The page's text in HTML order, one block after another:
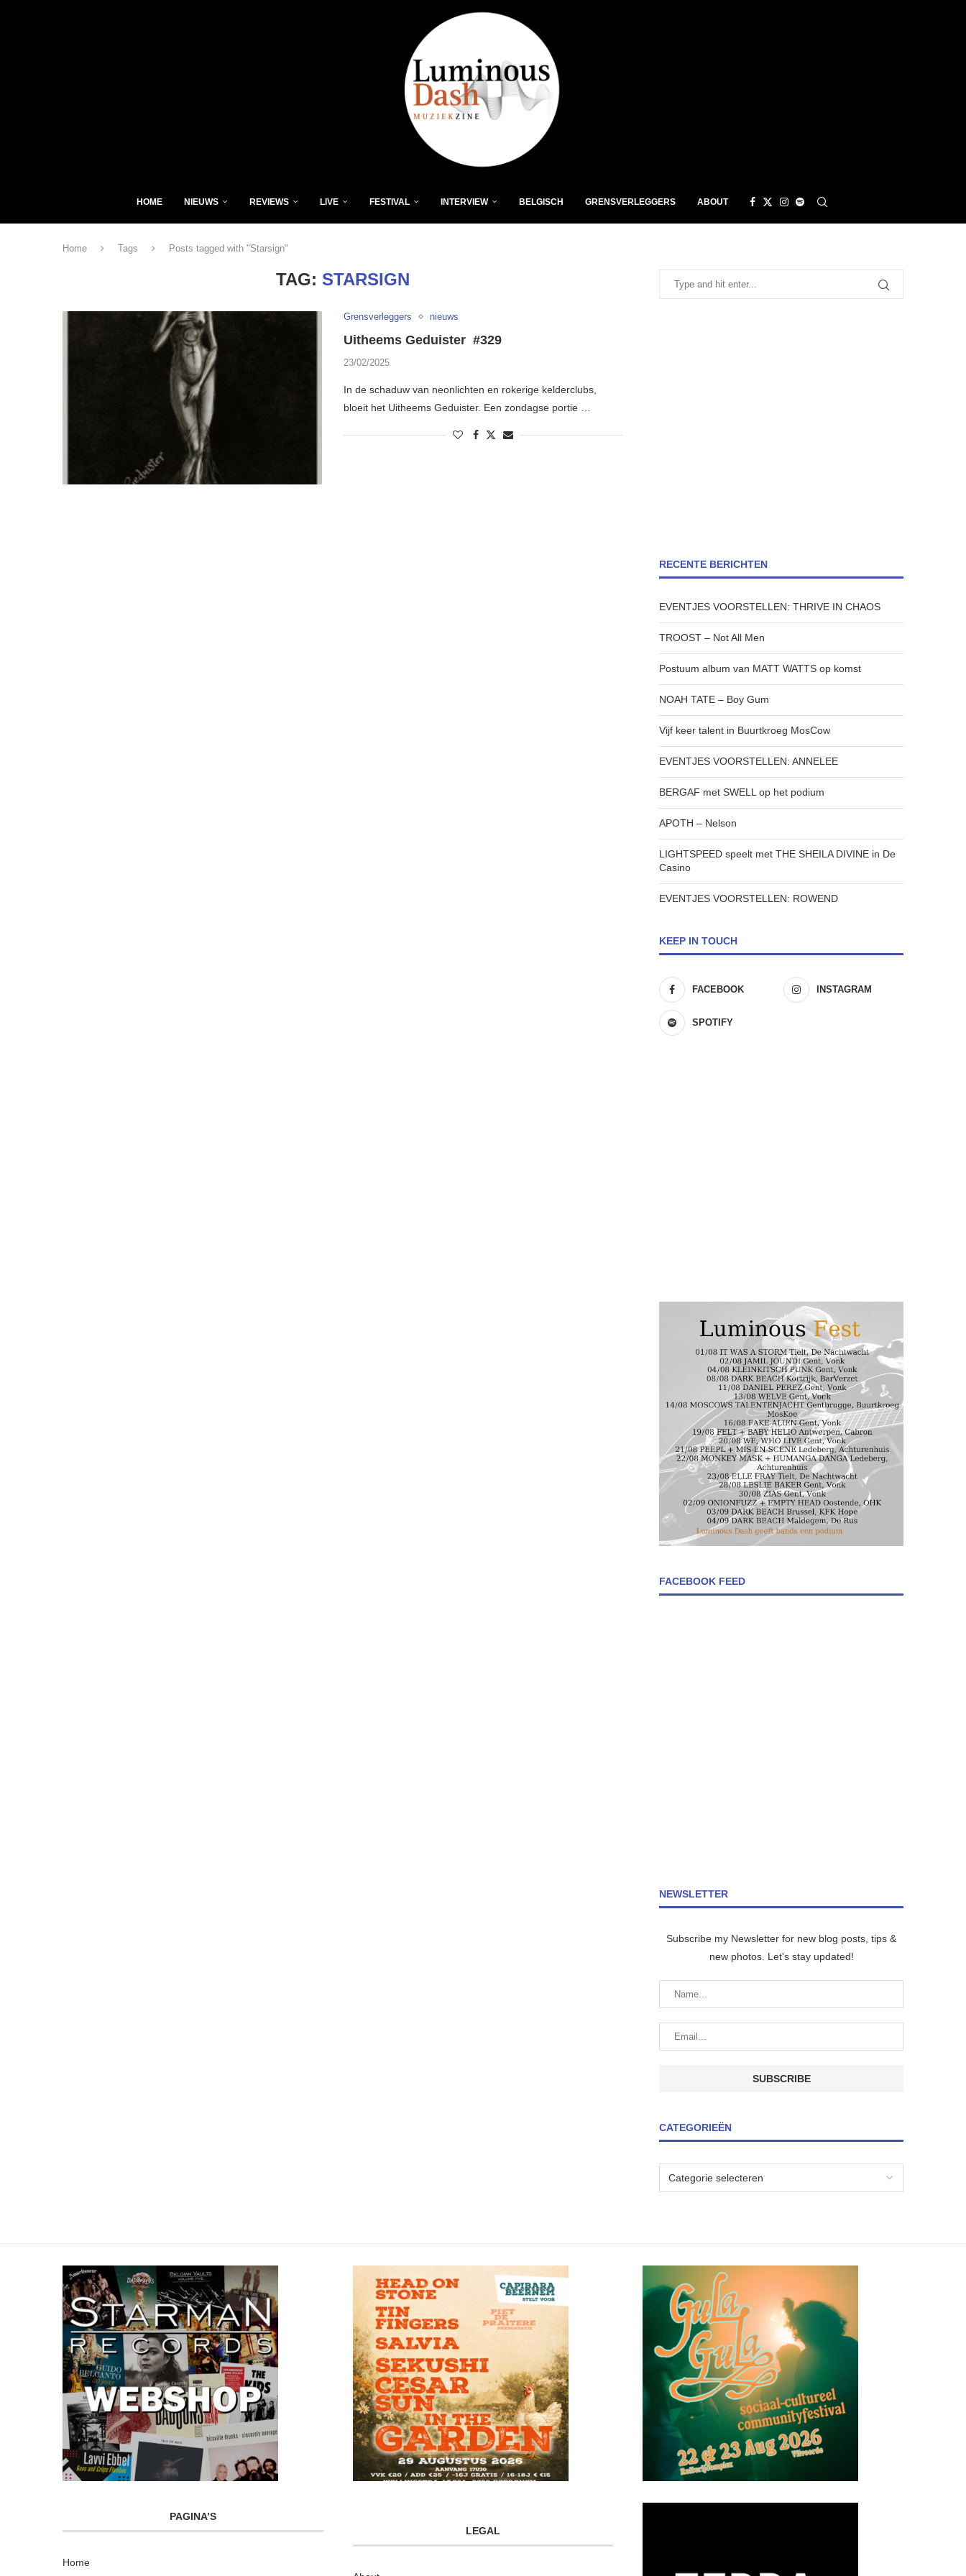
HOME NIEUWS REVIEWS LIVE FESTIVAL INTERVIEW BELGISCH GRENSVERLEGGERS ABOUT
Home Tags Posts tagged with "Starsign"
TAG: STARSIGN
Grensverleggers nieuws
Uitheems Geduister #329
23/02/2025
In de schaduw van neonlichten en rokerige kelderclubs,
bloeit het Uitheems Geduister. Een zondagse portie …
RECENTE BERICHTEN
EVENTJES VOORSTELLEN: THRIVE IN CHAOS
TROOST – Not All Men
Postuum album van MATT WATTS op komst
NOAH TATE – Boy Gum
Vijf keer talent in Buurtkroeg MosCow
EVENTJES VOORSTELLEN: ANNELEE
BERGAF met SWELL op het podium
APOTH – Nelson
LIGHTSPEED speelt met THE SHEILA DIVINE in De
Casino
EVENTJES VOORSTELLEN: ROWEND
KEEP IN TOUCH
FACEBOOK INSTAGRAM
SPOTIFY
FACEBOOK FEED
NEWSLETTER
Subscribe my Newsletter for new blog posts, tips &
new photos. Let's stay updated!
CATEGORIEËN
PAGINA’S
Home
LEGAL